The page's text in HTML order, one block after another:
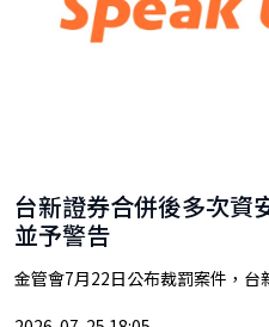
台新證券合併後多次資
並予警告
金管會7月22日公布裁罰案件，台